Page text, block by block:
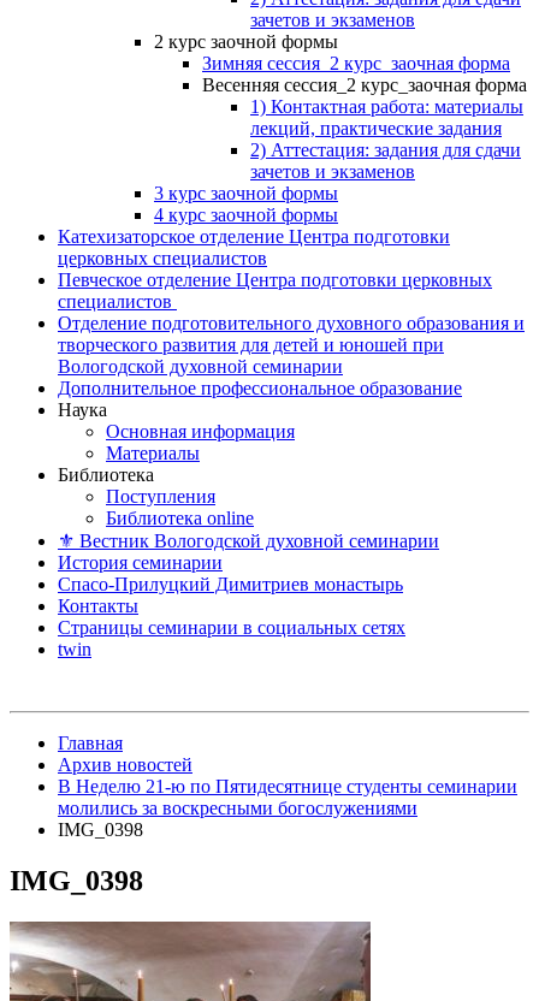
зачетов и экзаменов
2 курс заочной формы
Зимняя сессия_2 курс_заочная форма
Весенняя сессия_2 курс_заочная форма
1) Контактная работа: материалы
лекций, практические задания
2) Аттестация: задания для сдачи
зачетов и экзаменов
3 курс заочной формы
4 курс заочной формы
Катехизаторское отделение Центра подготовки
церковных специалистов
Певческое отделение Центра подготовки церковных
специалистов
Отделение подготовительного духовного образования и
творческого развития для детей и юношей при
Вологодской духовной семинарии
Дополнительное профессиональное образование
Наука
Основная информация
Материалы
Библиотека
Поступления
Библиотека online
⚜ Вестник Вологодской духовной семинарии
История семинарии
Спасо-Прилуцкий Димитриев монастырь
Контакты
Страницы семинарии в социальных сетях
twin
Главная
Архив новостей
В Неделю 21-ю по Пятидесятнице студенты семинарии
молились за воскресными богослужениями
IMG_0398
IMG_0398